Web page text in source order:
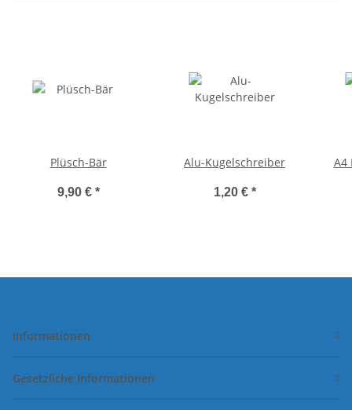
Plüsch-Bär
9,90 € *
Alu-Kugelschreiber
1,20 € *
A4
Informationen
Gesetzliche Informationen